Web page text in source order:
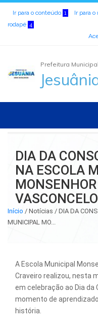
Ir para o conteúdo 1 Ir para
rodapé 4
Prefeitura Municipal
DIA DA
NA ESCOLA
Início / Notícias / DIA DA
MUNICIPAL MO...
A Escola Municipal
Craveiro realizou, nesta
em celebração ao Dia da
momento de
história.